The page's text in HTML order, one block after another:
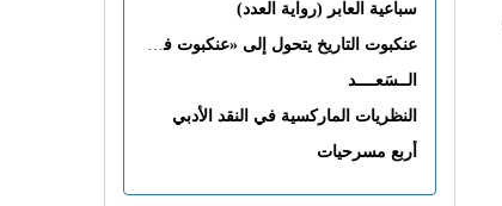
سباعية العابر (رواية العدد)
عنكبوت التاريخ يتحول إلى «عنكبوت فى القلب»
الــسَعــــد
النظريات الماركسية في النقد الأدبي
أربع مسرحيات